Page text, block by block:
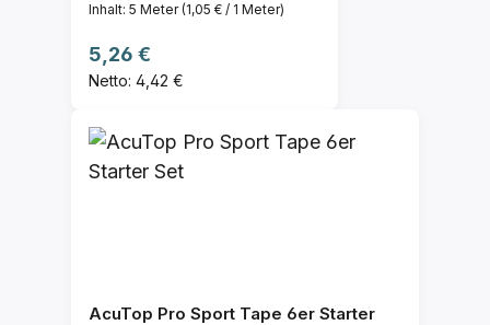
Inhalt: 5 Meter(1,05 € / 1 Meter)
Regulärer Preis:
5,26 €
Netto: 4,42 €
AcuTop Pro Sport Tape 6er Starter